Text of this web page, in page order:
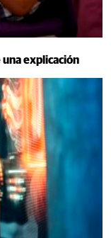
una explicación